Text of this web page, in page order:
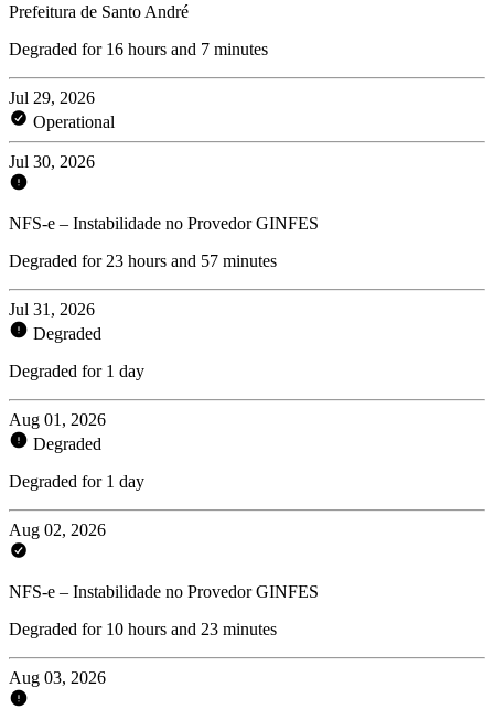
Prefeitura de Santo André
Degraded for 16 hours and 7 minutes
Jul 29, 2026
Operational
Jul 30, 2026
NFS-e – Instabilidade no Provedor GINFES
Degraded for 23 hours and 57 minutes
Jul 31, 2026
Degraded
Degraded for 1 day
Aug 01, 2026
Degraded
Degraded for 1 day
Aug 02, 2026
NFS-e – Instabilidade no Provedor GINFES
Degraded for 10 hours and 23 minutes
Aug 03, 2026